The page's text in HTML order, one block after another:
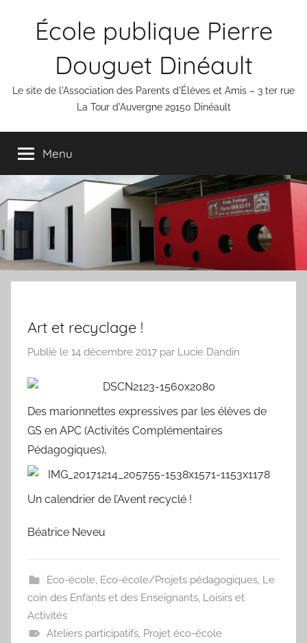
École publique Pierre
Douguet Dinéault
Le site de l'Association des Parents d'Élèves et Amis – 3 ter rue
La Tour d'Auvergne 29150 Dinéault
Menu
Art et recyclage !
Publié le 14 décembre 2017 par Lucie Dandin
Des marionnettes expressives par les élèves de
GS en APC (Activités Complémentaires
Pédagogiques),
Un calendrier de l’Avent recyclé !
Béatrice Neveu
Eco-école, Eco-école/Projets pédagogiques, Le
coin des Enfants et des Enseignants, Loisirs et
Activités
Ateliers participatifs, Projet éco-école